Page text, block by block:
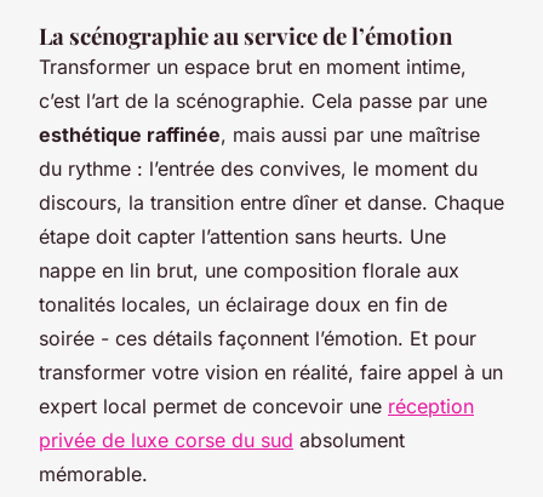
La scénographie au service de l’émotion
Transformer un espace brut en moment intime,
c’est l’art de la scénographie. Cela passe par une
esthétique raffinée, mais aussi par une maîtrise
du rythme : l’entrée des convives, le moment du
discours, la transition entre dîner et danse. Chaque
étape doit capter l’attention sans heurts. Une
nappe en lin brut, une composition florale aux
tonalités locales, un éclairage doux en fin de
soirée - ces détails façonnent l’émotion. Et pour
transformer votre vision en réalité, faire appel à un
expert local permet de concevoir une réception
privée de luxe corse du sud absolument
mémorable.